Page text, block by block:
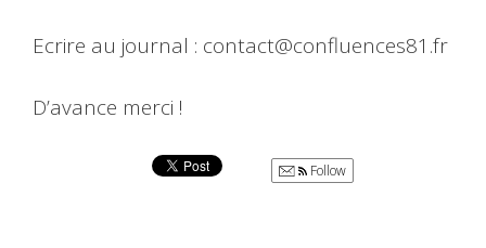
Ecrire au journal : contact@confluences81.fr
D’avance merci !
Follow